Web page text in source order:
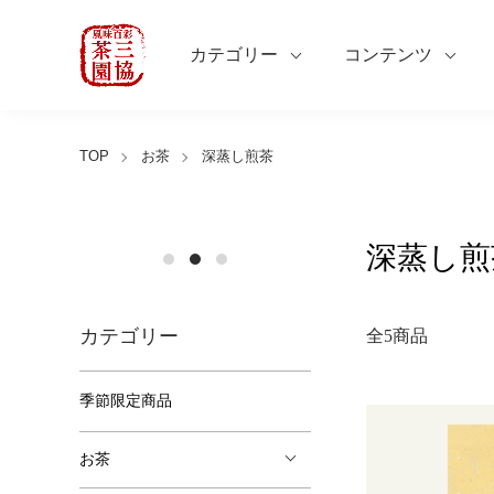
カテゴリー コンテンツ
TOP お茶 深蒸し煎茶
深蒸し
全5商品
カテゴリー
季節限定商品
お茶